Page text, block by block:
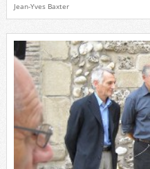
Jean-Yves Baxter